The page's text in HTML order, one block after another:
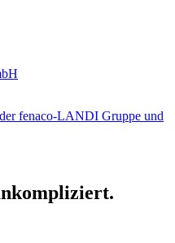
fenaco-LANDI Gruppe und